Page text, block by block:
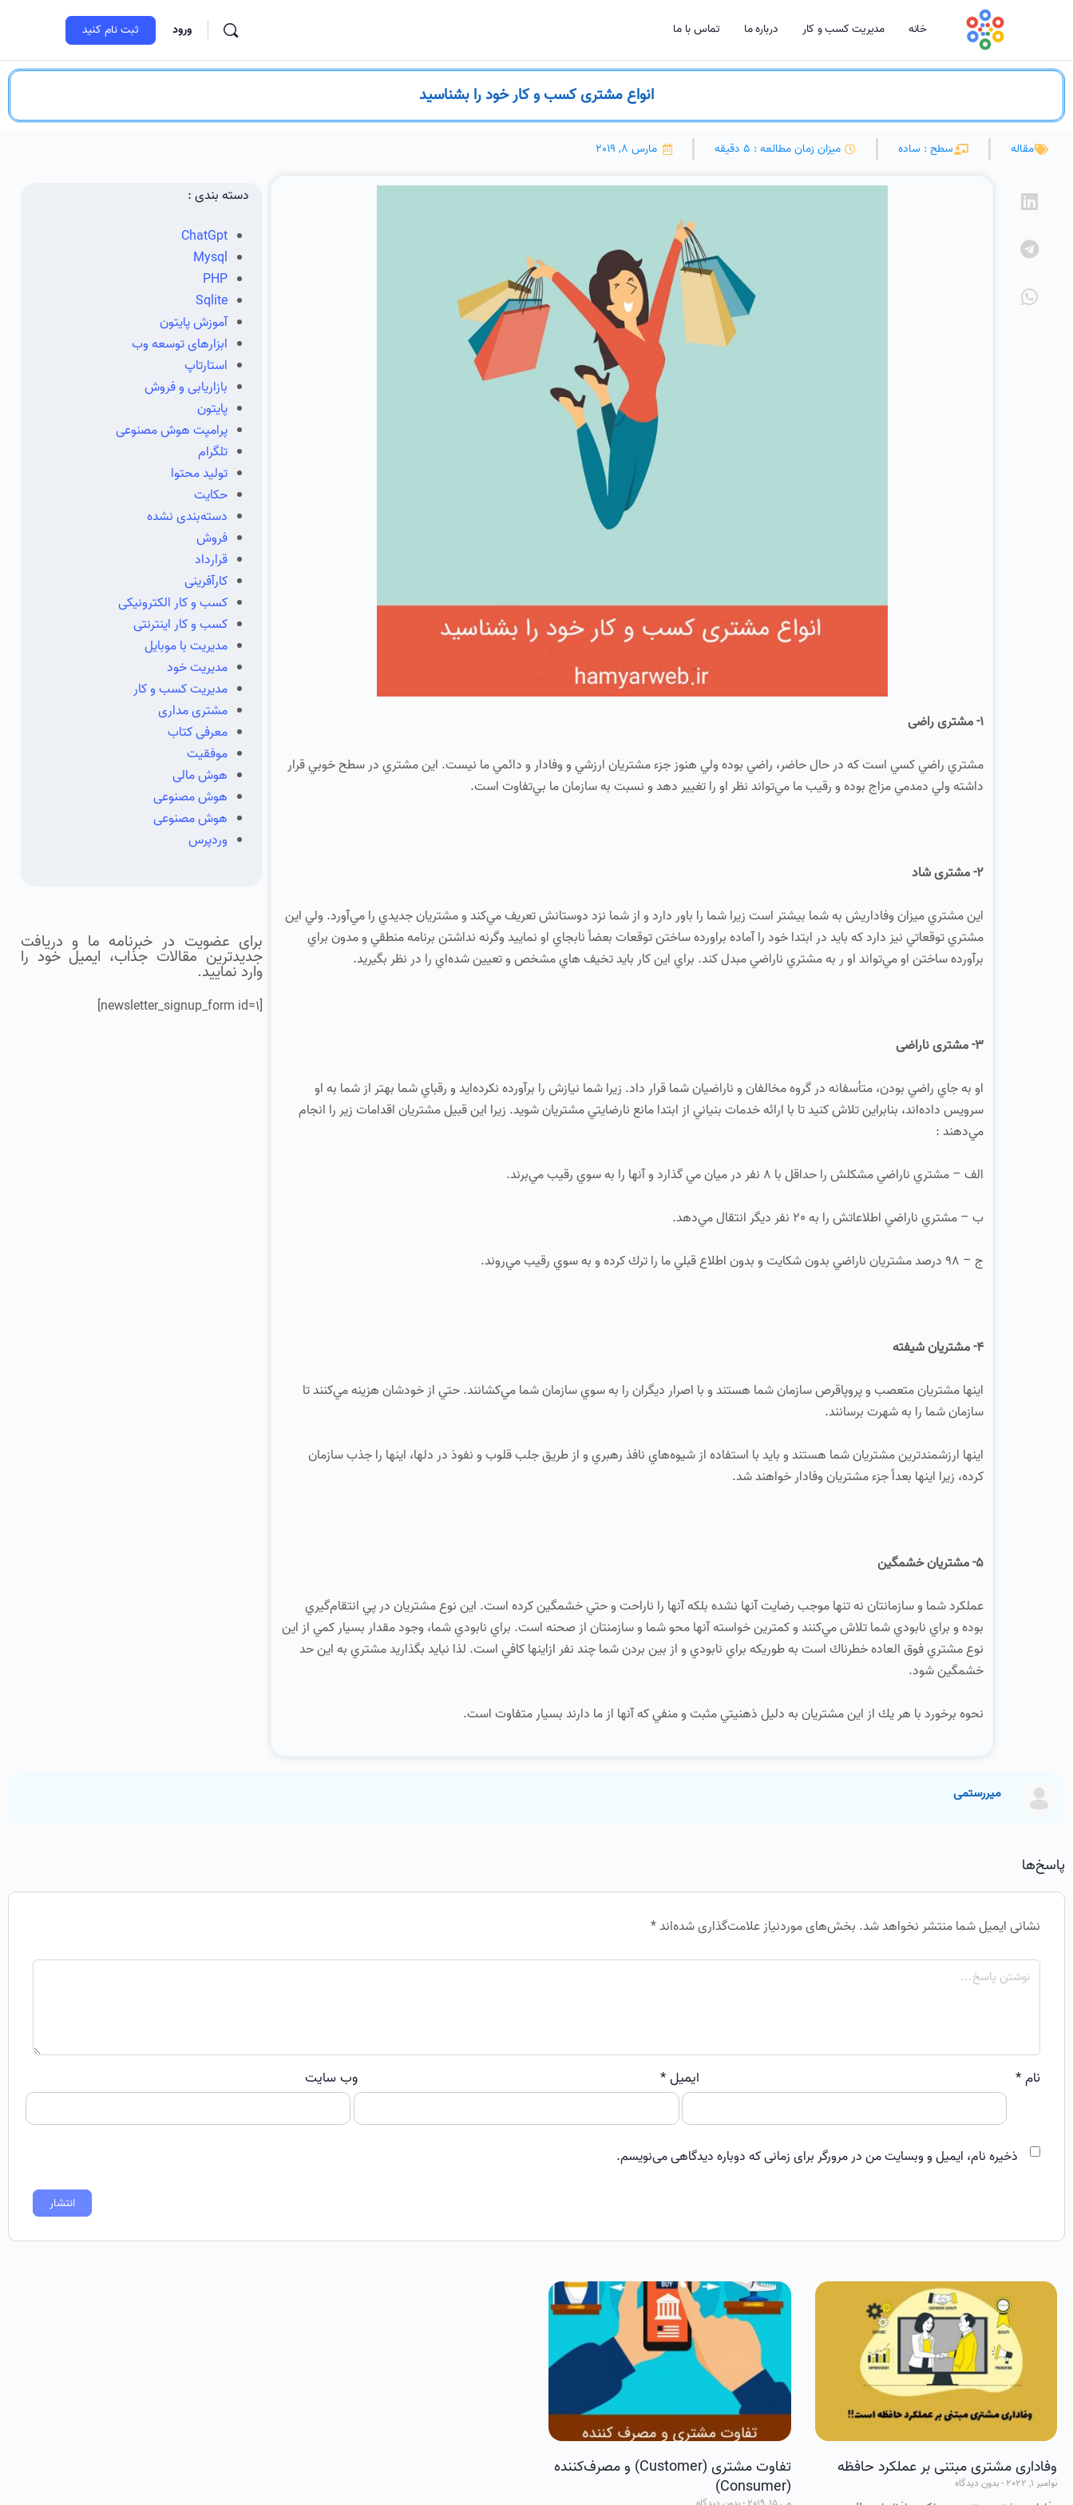
خانه مدیریت کسب و کار درباره ما تماس با ما ورود ثبت‌ نام کنید
انواع مشتری کسب و کار خود را بشناسید
مقاله سطح : ساده میزان زمان مطالعه : 5 دقیقه مارس 8, 2019
1- مشتری راضی
مشتري راضي كسي است كه در حال حاضر، راضي بوده ولي هنوز جزء مشتريان ارزشي و وفادار و دائمي ما نيست. اين مشتري در سطح خوبي قرار
داشته ولي دمدمي مزاج بوده و رقيب ما مي‌تواند نظر او را تغيير دهد و نسبت به سازمان ما بي‌تفاوت است.
2- مشتری شاد
اين مشتري ميزان وفاداريش به شما بيشتر است زيرا شما را باور دارد و از شما نزد دوستانش تعريف مي‌كند و مشتريان جديدي را مي‌آورد. ولي اين
مشتري توقعاتي نيز دارد كه بايد در ابتدا خود را آماده براورده ساختن توقعات بعضاً نابجاي او نماييد وگرنه نداشتن برنامه منطقي و مدون براي
برآورده ساختن او مي‌تواند او ر به مشتري ناراضي مبدل كند. براي اين كار بايد تخيف هاي مشخص و تعيين شده‌اي را در نظر بگيريد.
3- مشتری ناراضی
او به جاي راضي بودن، متأسفانه در گروه مخالفان و ناراضيان شما قرار داد. زيرا شما نيازش را برآورده نكرده‌ايد و رقباي شما بهتر از شما به او
سرويس داده‌اند، بنابراين تلاش كنيد تا با ارائه خدمات بنياني از ابتدا مانع نارضايتي مشتريان شويد. زيرا اين قبيل مشتريان اقدامات زير را انجام
مي‌دهند :
الف – مشتري ناراضي مشكلش را حداقل با 8 نفر در ميان مي گذارد و آنها را به سوي رقيب مي‌برند.
ب – مشتري ناراضي اطلاعاتش را به 20 نفر دیگر انتقال مي‌دهد.
ج – 98 درصد مشتريان ناراضي بدون شكايت و بدون اطلاع قبلي ما را ترك كرده و به سوي رقيب مي‌روند.
4- مشتريان شيفته
اينها مشتريان متعصب و پروپاقرص سازمان شما هستند و با اصرار ديگران را به سوي سازمان شما مي‌كشانند. حتي از خودشان هزينه مي‌كنند تا
سازمان شما را به شهرت برسانند.
اينها ارزشمندترين مشتريان شما هستند و بايد با استفاده از شيوه‌هاي نافذ رهبري و از طريق جلب قلوب و نفوذ در دلها، اينها را جذب سازمان
كرده، زيرا اينها بعداً جزء مشتريان وفادار خواهند شد.
5- مشتريان خشمگين
عملكرد شما و سازمانتان نه تنها موجب رضايت آنها نشده بلكه آنها را ناراحت و حتي خشمگين كرده است. اين نوع مشتريان در پي انتقام‌گيري
بوده و براي نابودي شما تلاش مي‌كنند و كمترين خواسته آنها محو شما و سازمنتان از صحنه است. براي نابودي شما، وجود مقدار بسيار كمي از اين
نوع مشتري فوق العاده خطرناك است به طوريكه براي نابودي و از بين بردن شما چند نفر ازاينها كافي است. لذا نبايد بگذاريد مشتري به اين حد
خشمگين شود.
نحوه برخورد با هر يك از اين مشتريان به دليل ذهنيتي مثبت و منفي كه آنها از ما دارند بسيار متفاوت است.
دسته بندی :
ChatGpt
Mysql
PHP
Sqlite
آموزش پایتون
ابزارهای توسعه وب
استارتاپ
بازاریابی و فروش
پایتون
پرامپت هوش مصنوعی
تلگرام
تولید محتوا
حکایت
دسته‌بندی نشده
فروش
قرارداد
کارآفرینی
کسب و کار الکترونیکی
کسب و کار اینترنتی
مدیریت با موبایل
مدیریت خود
مدیریت کسب و کار
مشتری مداری
معرفی کتاب
موفقیت
هوش مالی
هوش مصنوعی
هوش مصنوعی
وردپرس
برای عضویت در خبرنامه ما و دریافت
جدیدترین مقالات جذاب، ایمیل خود را
وارد نمایید.
[newsletter_signup_form id=1]
میررستمی
پاسخ‌ها
نشانی ایمیل شما منتشر نخواهد شد. بخش‌های موردنیاز علامت‌گذاری شده‌اند*
نام* ایمیل* وب‌ سایت
ذخیره نام، ایمیل و وبسایت من در مرورگر برای زمانی که دوباره دیدگاهی می‌نویسم.
وفاداری مشتری مبتنی بر عملکرد حافظه
نوامبر 1, 2022 بدون دیدگاه
تفاوت مشتری (Customer) و مصرف‌کننده
(Consumer)